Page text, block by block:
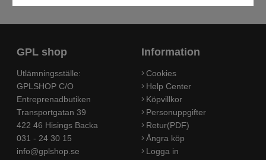
GPL shop
Utlämningsställe:
GPLSHOP C/O
Entreprenadbutiken
Transportgatan 39
422 46 Hisings Backa
031 - 24 30 15
info@gplshop.se
Information
Cookies
Help Center
Köpvillkor
Personuppgifter
Retur(PDF)
Ångra köp
Logga in